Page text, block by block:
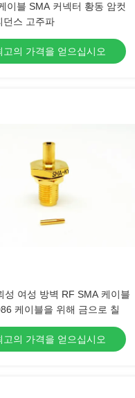
이블 SMA 커넥터 황동 암컷
스 고주파
고의 가격을 얻으십시오
성 여성 방벽 RF SMA 케이블
케이블을 위해 금으로 칠
고의 가격을 얻으십시오